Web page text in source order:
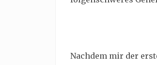
Nachdem mir der